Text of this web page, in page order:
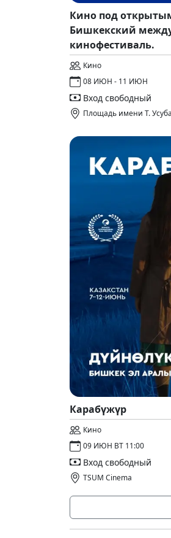
Кино под
Бишкекский
кинофестиваль.
Кино
08 ИЮН - 11 ИЮН
Вход свободный
Площадь имени Т.
Карабүжүр
Кино
09 ИЮН ВТ 11:00
Вход свободный
TSUM Cinema